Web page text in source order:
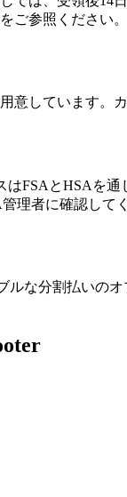
ご参照ください。
意しています。
はFSAとHSAを
理者に確認して
ルな分割払いの